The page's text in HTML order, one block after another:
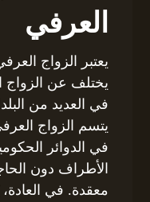
العرفي
يعتبر الزواج
يختلف عن الزواج
في العديد من
يتسم الزواج
في الدوائر
الأطراف دون
معقدة. في العادة،